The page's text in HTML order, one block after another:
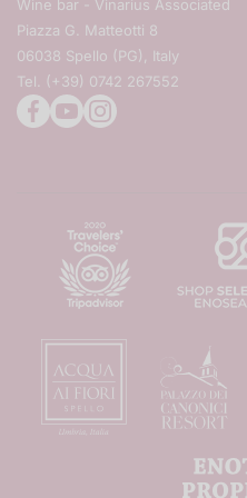
Matrimoni ed eventi
Regali aziendali
Giacomo coterno
Tenuta san guido
Tutte le cantine
Wine bar - Vinarius Associated
Piazza G. Matteotti 8
06038 Spello (PG), Italy
Tel. (+39) 0742 267552
facebookcom/theAngelinis/
youtubecom/user/
instagramcom/